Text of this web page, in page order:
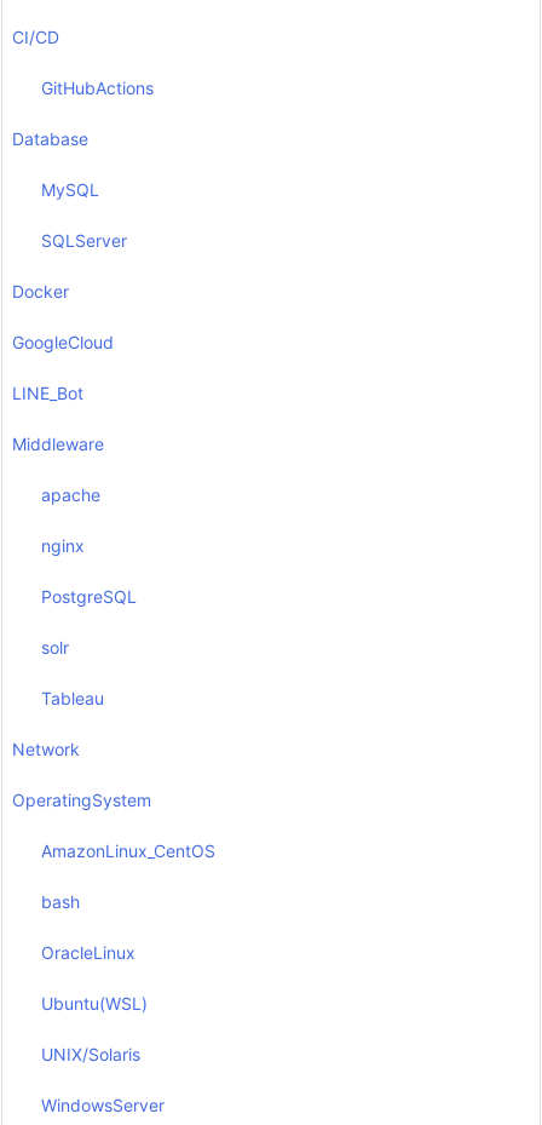
CI/CD
GitHubActions
Database
MySQL
SQLServer
Docker
GoogleCloud
LINE_Bot
Middleware
apache
nginx
PostgreSQL
solr
Tableau
Network
OperatingSystem
AmazonLinux_CentOS
bash
OracleLinux
Ubuntu(WSL)
UNIX/Solaris
WindowsServer